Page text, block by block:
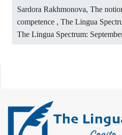
Sardora Rakhmonova, The
competence , The Lingua
The Lingua Spectrum: